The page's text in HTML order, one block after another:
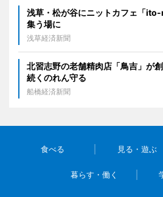
浅草・松が谷にニットカフェ「
集う場に
浅草経済新聞
北習志野の老舗精肉店「鳥吉」が
続くのれん守る
船橋経済新聞
食べる 見る・遊ぶ
暮らす・働く